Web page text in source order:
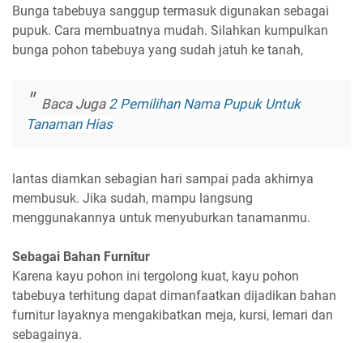
Bunga tabebuya sanggup termasuk digunakan sebagai
pupuk. Cara membuatnya mudah. Silahkan kumpulkan
bunga pohon tabebuya yang sudah jatuh ke tanah,
Baca Juga 2 Pemilihan Nama Pupuk Untuk
Tanaman Hias
lantas diamkan sebagian hari sampai pada akhirnya
membusuk. Jika sudah, mampu langsung
menggunakannya untuk menyuburkan tanamanmu.
Sebagai Bahan Furnitur
Karena kayu pohon ini tergolong kuat, kayu pohon
tabebuya terhitung dapat dimanfaatkan dijadikan bahan
furnitur layaknya mengakibatkan meja, kursi, lemari dan
sebagainya.